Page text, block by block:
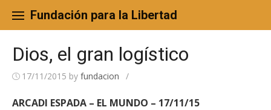
content
Fundación para la Libertad
Dios, el gran logístico
17/11/2015 by fundacion /
ARCADI ESPADA – EL MUNDO – 17/11/15